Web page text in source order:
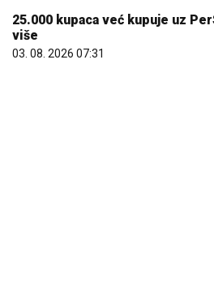
25.000 kupaca već kupuje uz
više
03. 08. 2026 07:31